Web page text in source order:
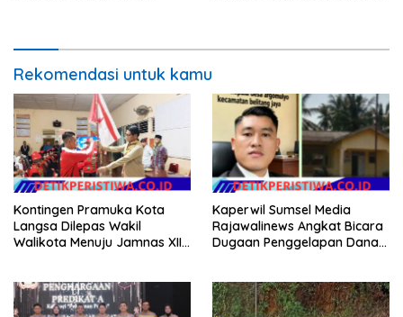
Rekomendasi untuk kamu
Kontingen Pramuka Kota
Langsa Dilepas Wakil
Walikota Menuju Jamnas XII
Kaperwil Sumsel Media
Rajawalinews Angkat Bicara
Dugaan Penggelapan Dana
Hilang 3 Bulan Bawa
Anggaran Pembangunan